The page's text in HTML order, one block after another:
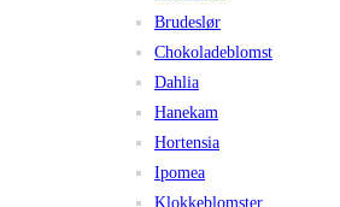
Brudeslør
Chokoladeblomst
Dahlia
Hanekam
Hortensia
Ipomea
Klokkeblomster